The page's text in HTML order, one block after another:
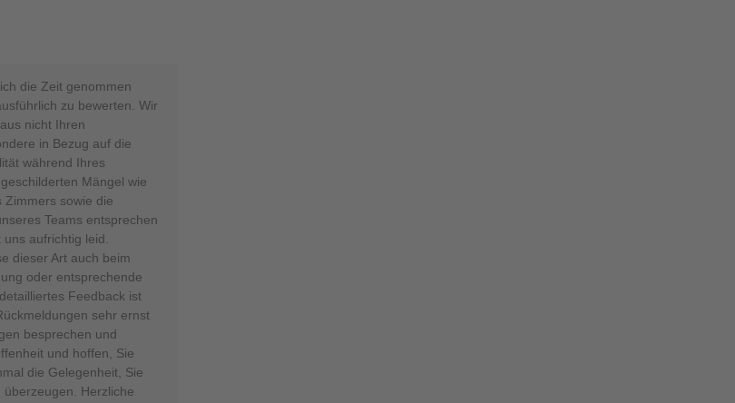
die Zeit genommen
zu bewerten. Wir
nicht Ihren
in Bezug auf die
während Ihres
Mängel wie
Zimmers sowie die
Teams entsprechen
aufrichtig leid.
dieser Art auch beim
oder entsprechende
Feedback ist
sehr ernst
besprechen und
und hoffen, Sie
die Gelegenheit, Sie
Herzliche